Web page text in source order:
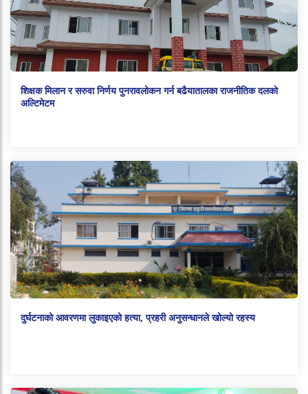
शिक्षक मिलान र सरुवा निर्णय पुनरावलोकन गर्न बढैयातालका राजनीतिक दलको
अल्टिमेटम
दुर्घटनाको आवरणमा लुकाइएको हत्या, प्रहरी अनुसन्धानले खोल्यो रहस्य